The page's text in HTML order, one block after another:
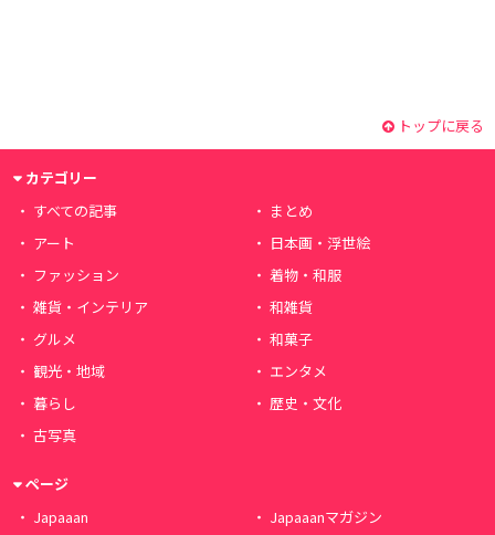
トップに戻る
カテゴリー
すべての記事
まとめ
アート
日本画・浮世絵
ファッション
着物・和服
雑貨・インテリア
和雑貨
グルメ
和菓子
観光・地域
エンタメ
暮らし
歴史・文化
古写真
ページ
Japaaan
Japaaanマガジン